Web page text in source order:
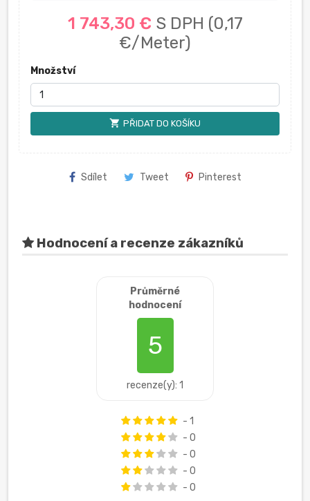
1 743,30 € S DPH (0,17
€/Meter)
Množství
shopping_cart PŘIDAT DO KOŠÍKU
Sdílet Tweet Pinterest
Hodnocení a recenze zákazníků
Průměrné
hodnocení
5
recenze(y): 1
- 1
- 0
- 0
- 0
- 0